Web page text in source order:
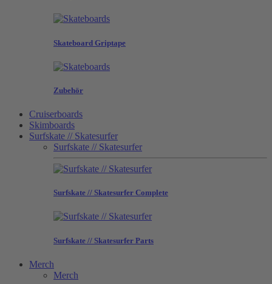
Skateboard Griptape
Zubehör
Cruiserboards
Skimboards
Surfskate // Skatesurfer
Surfskate // Skatesurfer
Surfskate // Skatesurfer Complete
Surfskate // Skatesurfer Parts
Merch
Merch